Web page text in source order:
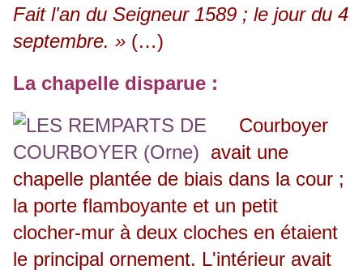
Fait l'an du Seigneur 1589 ; le jour du 4
septembre. » (…)
La chapelle disparue :
Courboyer
avait une
chapelle plantée de biais dans la cour ;
la porte flamboyante et un petit
clocher-mur à deux cloches en étaient
le principal ornement. L'intérieur avait